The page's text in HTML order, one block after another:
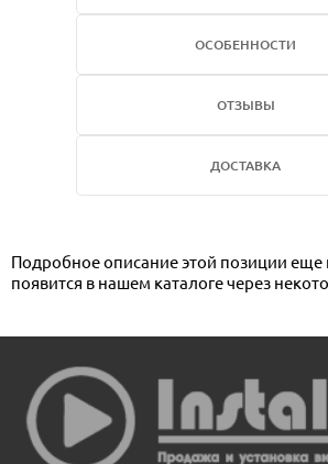
ОСОБЕННОСТИ
ОТЗЫВЫ
ДОСТАВКА
Подробное описание этой позиции еще
появится в нашем каталоге через